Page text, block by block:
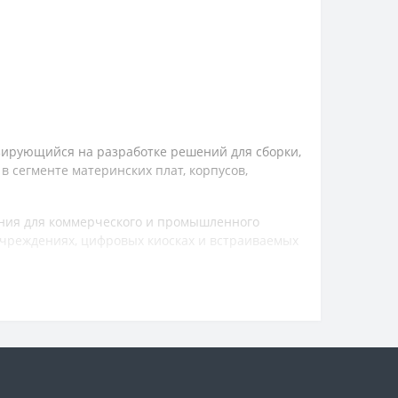
на разработке решений для сборки,
материнских плат, корпусов,
для коммерческого и промышленного
цифровых киосках и встраиваемых